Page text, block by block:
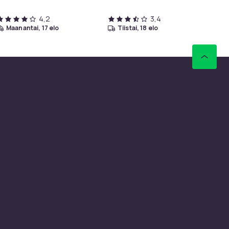
4,2
maanantai, 17 elo
3,4
tiistai, 18 elo